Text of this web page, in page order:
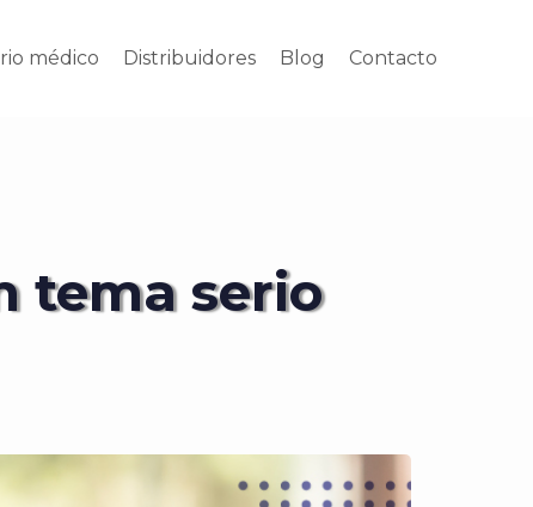
médico Distribuidores Blog Contacto
tema serio